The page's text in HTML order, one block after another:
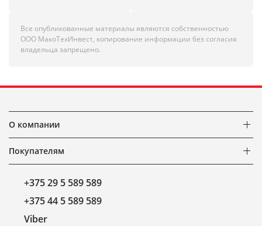
Все опубликованные материалы являются собственностью
ООО МакоТехИнвест, копирование информации без согласия
владельца запрещено.
О компании
Покупателям
+375 29 5 589 589
+375 44 5 589 589
Viber